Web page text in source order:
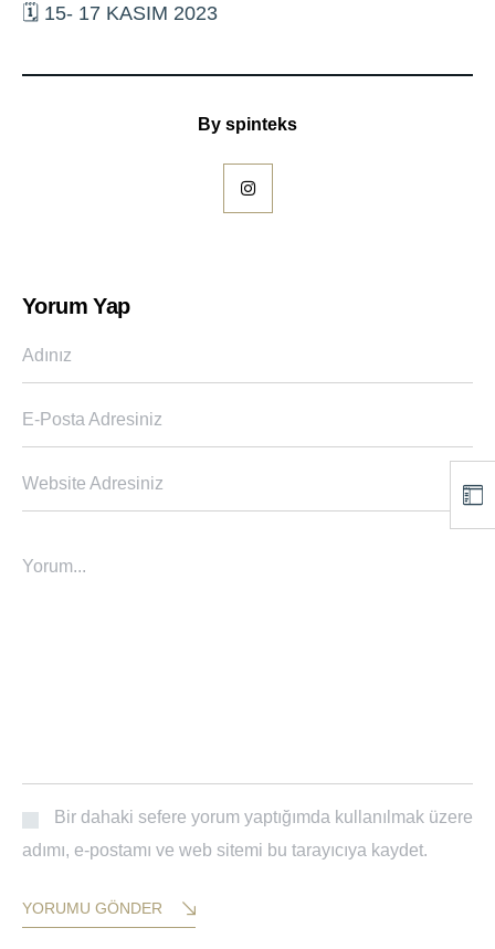
🗓 15- 17 KASIM 2023
By spinteks
Yorum Yap
Adınız
E-Posta Adresiniz
Website Adresiniz
Yorum...
Bir dahaki sefere yorum yaptığımda kullanılmak üzere
adımı, e-postamı ve web sitemi bu tarayıcıya kaydet.
YORUMU GÖNDER